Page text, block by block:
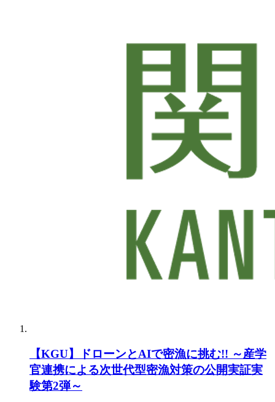
【KGU】ドローンとAIで密漁に挑む!! ～産学
官連携による次世代型密漁対策の公開実証実
験第2弾～